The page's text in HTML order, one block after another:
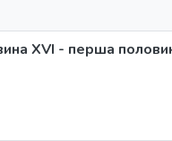
XVI - перша